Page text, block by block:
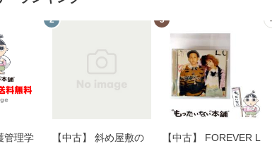
管理学
2
【中古】 斜め屋敷の
3
【中古】 FOREVER L